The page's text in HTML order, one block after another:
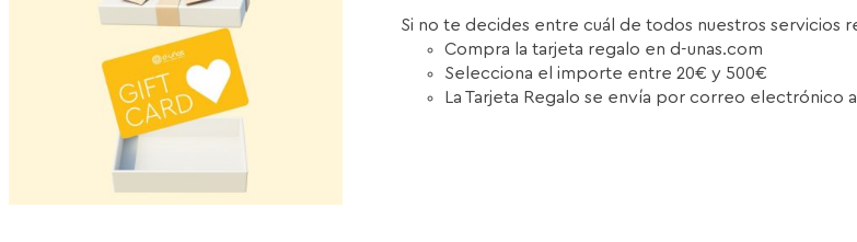
Si no te decides entre cuál de todos nuestros servicios
Compra la tarjeta regalo en d-unas.com
Selecciona el importe entre 20€ y 500€
La Tarjeta Regalo se envía por correo electrónico